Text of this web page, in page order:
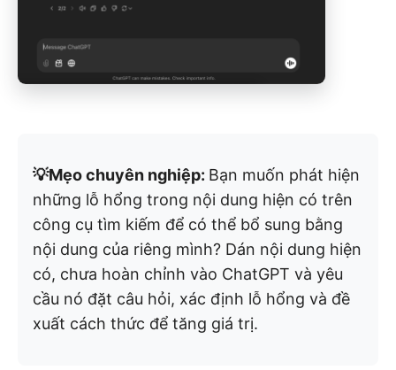
💡Mẹo chuyên nghiệp: Bạn muốn phát hiện
những lỗ hổng trong nội dung hiện có trên
công cụ tìm kiếm để có thể bổ sung bằng
nội dung của riêng mình? Dán nội dung hiện
có, chưa hoàn chỉnh vào ChatGPT và yêu
cầu nó đặt câu hỏi, xác định lỗ hổng và đề
xuất cách thức để tăng giá trị.